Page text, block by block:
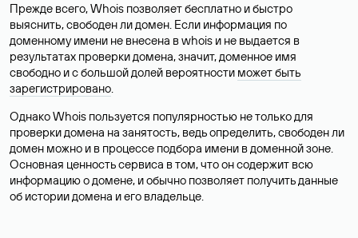
Прежде всего, Whois позволяет бесплатно и быстро
выяснить, свободен ли домен. Если информация по
доменному имени не внесена в whois и не выдается в
результатах проверки домена, значит, доменное имя
свободно и с большой долей вероятности может быть
зарегистрировано.
Однако Whois пользуется популярностью не только для
проверки домена на занятость, ведь определить, свободен ли
домен можно и в процессе подбора имени в доменной зоне.
Основная ценность сервиса в том, что он содержит всю
информацию о домене, и обычно позволяет получить данные
об истории домена и его владельце.